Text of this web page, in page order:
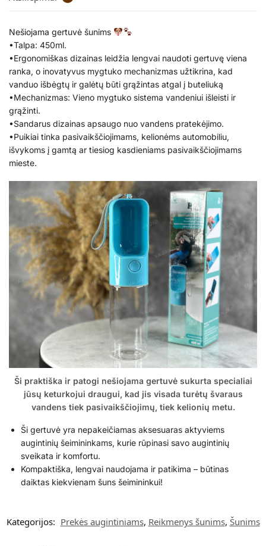
Nešiojama gertuvė šunims
•Talpa: 450ml.
•Ergonomiškas dizainas leidžia lengvai naudoti gertuvę viena
ranka, o inovatyvus mygtuko mechanizmas užtikrina, kad
vanduo išbėgtų ir galėtų būti grąžintas atgal į buteliuką
•Mechanizmas: Vieno mygtuko sistema vandeniui išleisti ir
grąžinti.
•Sandarus dizainas apsaugo nuo vandens pratekėjimo.
•Puikiai tinka pasivaikščiojimams, kelionėms automobiliu,
išvykoms į gamtą ar tiesiog kasdieniams pasivaikščiojimams
mieste.
Ši praktiška ir patogi nešiojama gertuvė sukurta specialiai
jūsų keturkojui draugui, kad jis visada turėtų švaraus
vandens tiek pasivaikščiojimų, tiek kelionių metu.
Ši gertuvė yra nepakeičiamas aksesuaras aktyviems
augintinių šeimininkams, kurie rūpinasi savo augintinių
sveikata ir komfortu.
Kompaktiška, lengvai naudojama ir patikima – būtinas
daiktas kiekvienam šuns šeimininkui!
Kategorijos: Prekės augintiniams, Reikmenys šunims, Šunims